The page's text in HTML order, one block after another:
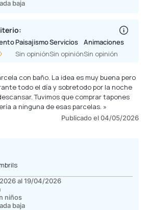
baja
Paisajismo
Sin opinión
Servicios
Sin opinión
Animaciones
Sin opinión
con baño. La idea es muy buena pero
todo el día y sobretodo por la noche
Tuvimos que comprar tapones
para los oidos.No volvería a ninguna de esas parcelas. »
Publicado el 04/05/2026
al 19/04/2026
niños
baja